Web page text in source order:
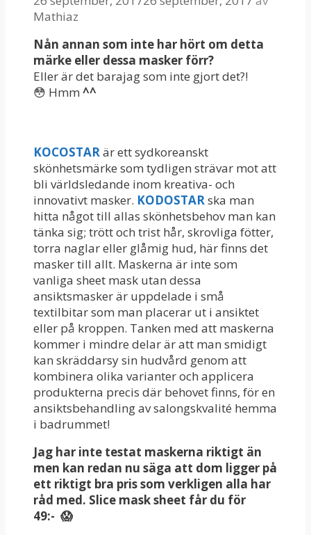
Mathiaz
Nån annan som inte har hört om detta
märke eller dessa masker förr?
Eller är det barajag som inte gjort det?!
😳 Hmm ^^
KOCOSTARär ett sydkoreanskt
skönhetsmärke som tydligen strävar mot att
bli världsledande inom kreativa- och
innovativt masker. KODOSTARska man
hitta något till allas skönhetsbehov man kan
tänka sig; trött och trist hår, skrovliga fötter,
torra naglar eller glåmig hud, här finns det
masker till allt. Maskerna är inte som
vanliga sheet mask utan dessa
ansiktsmasker är uppdelade i små
textilbitar som man placerar ut i ansiktet
eller på kroppen. Tanken med att maskerna
kommer i mindre delar är att man smidigt
kan skräddarsy sin hudvård genom att
kombinera olika varianter och applicera
produkterna precis där behovet finns, för en
ansiktsbehandling av salongskvalité hemma
i badrummet!
Jag har inte testat maskerna riktigt än
men kan redan nu säga att dom ligger på
ett riktigt bra pris som verkligen alla har
råd med. Slice mask sheet får du för
49:- 😱